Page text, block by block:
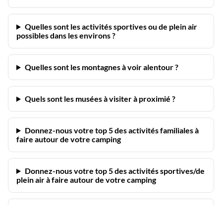
Quelles sont les activités sportives ou de plein air
possibles dans les environs ?
Quelles sont les montagnes à voir alentour ?
Quels sont les musées à visiter à proximié ?
Donnez-nous votre top 5 des activités familiales à
faire autour de votre camping
Donnez-nous votre top 5 des activités sportives/de
plein air à faire autour de votre camping